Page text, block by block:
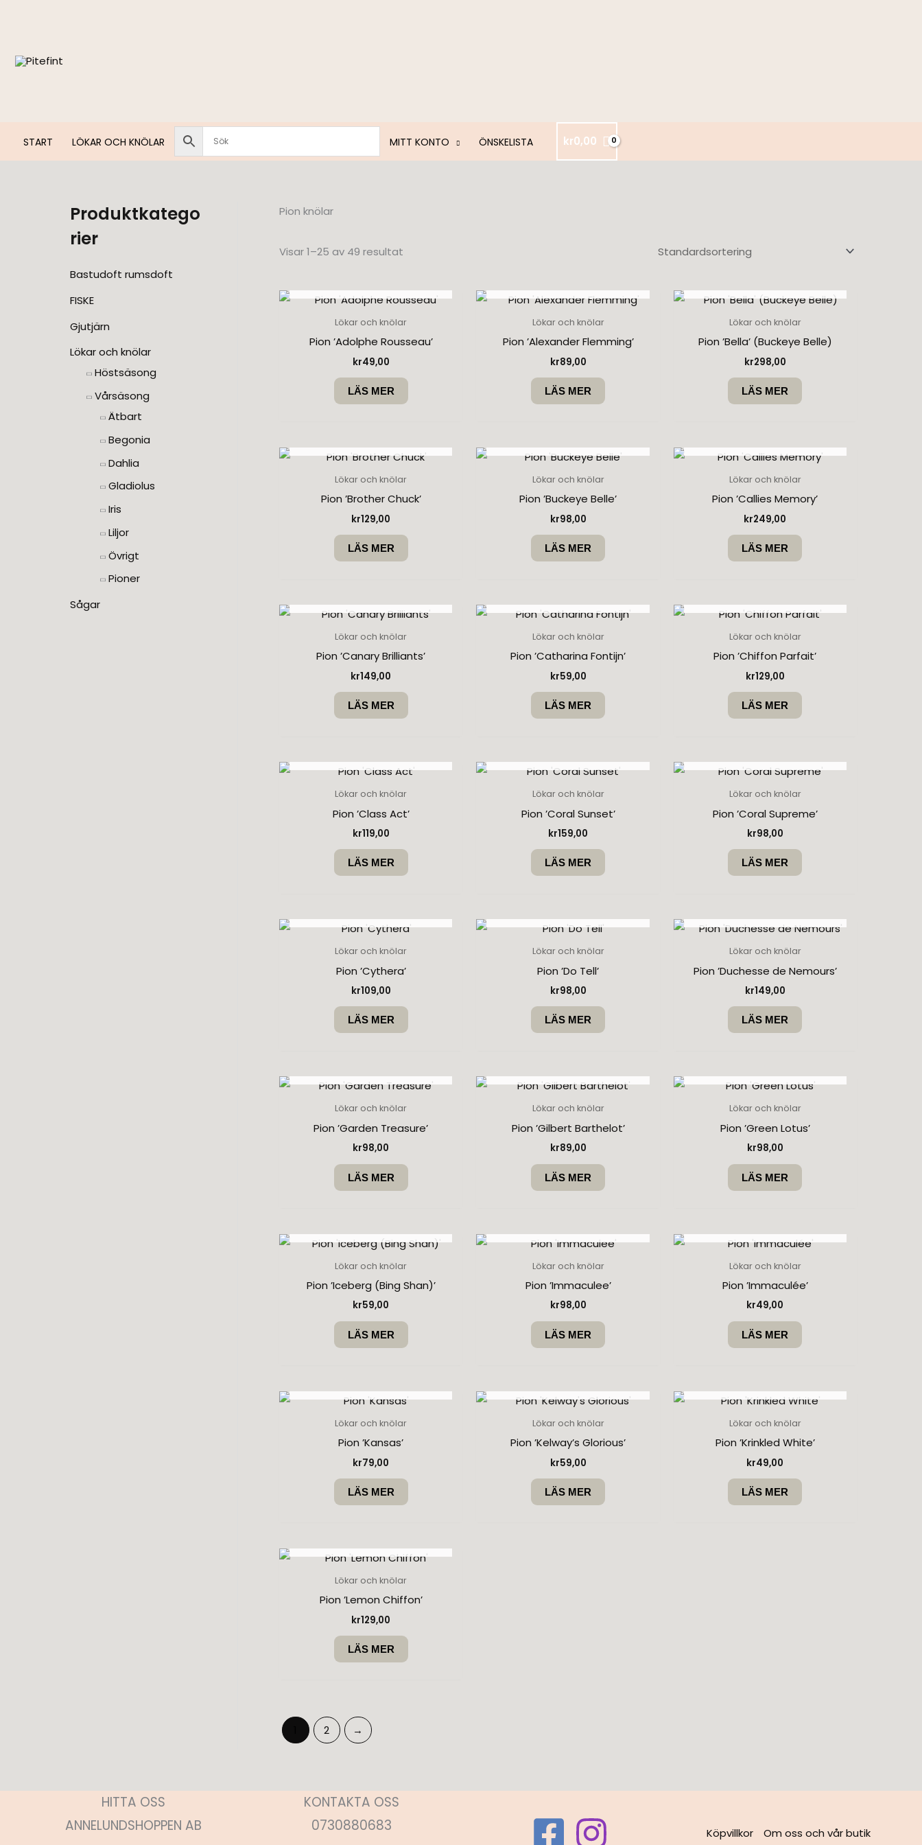
START LÖKAR OCH KNÖLAR MITT KONTO ÖNSKELISTA kr0,00
Produktkatego
rier
Bastudoft rumsdoft
FISKE
Gjutjärn
Lökar och knölar
Höstsäsong
Vårsäsong
Ätbart
Begonia
Dahlia
Gladiolus
Iris
Liljor
Övrigt
Pioner
Sågar
Pion knölar
Visar 1–25 av 49 resultat
Lökar och knölar
Pion ’Adolphe Rousseau’
kr49,00
LÄS MER
Lökar och knölar
Pion ’Alexander Flemming’
kr89,00
LÄS MER
Lökar och knölar
Pion ’Bella’ (Buckeye Belle)
kr298,00
LÄS MER
Lökar och knölar
Pion ’Brother Chuck’
kr129,00
LÄS MER
Lökar och knölar
Pion ’Buckeye Belle’
kr98,00
LÄS MER
Lökar och knölar
Pion ’Callies Memory’
kr249,00
LÄS MER
Lökar och knölar
Pion ’Canary Brilliants’
kr149,00
LÄS MER
Lökar och knölar
Pion ’Catharina Fontijn’
kr59,00
LÄS MER
Lökar och knölar
Pion ’Chiffon Parfait’
kr129,00
LÄS MER
Lökar och knölar
Pion ’Class Act’
kr119,00
LÄS MER
Lökar och knölar
Pion ’Coral Sunset’
kr159,00
LÄS MER
Lökar och knölar
Pion ’Coral Supreme’
kr98,00
LÄS MER
Lökar och knölar
Pion ’Cythera’
kr109,00
LÄS MER
Lökar och knölar
Pion ’Do Tell’
kr98,00
LÄS MER
Lökar och knölar
Pion ’Duchesse de Nemours’
kr149,00
LÄS MER
Lökar och knölar
Pion ’Garden Treasure’
kr98,00
LÄS MER
Lökar och knölar
Pion ’Gilbert Barthelot’
kr89,00
LÄS MER
Lökar och knölar
Pion ’Green Lotus’
kr98,00
LÄS MER
Lökar och knölar
Pion ’Iceberg (Bing Shan)’
kr59,00
LÄS MER
Lökar och knölar
Pion ’Immaculee’
kr98,00
LÄS MER
Lökar och knölar
Pion ’Immaculée’
kr49,00
LÄS MER
Lökar och knölar
Pion ’Kansas’
kr79,00
LÄS MER
Lökar och knölar
Pion ’Kelway’s Glorious’
kr59,00
LÄS MER
Lökar och knölar
Pion ’Krinkled White’
kr49,00
LÄS MER
Lökar och knölar
Pion ’Lemon Chiffon’
kr129,00
LÄS MER
2 →
HITTA OSS
ANNELUNDSHOPPEN AB
KONTAKTA OSS
0730880683
Köpvillkor Om oss och vår butik